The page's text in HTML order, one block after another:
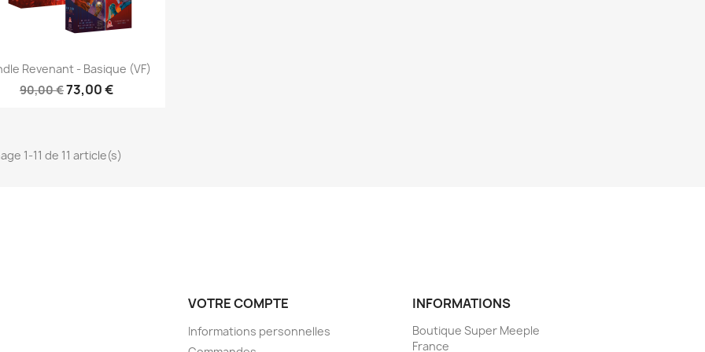
Revenant - Basique (VF)
90,00 €73,00 €
Aperçu rapide
1-11 de 11 article(s)
VOTRE COMPTE
Informations personnelles
INFORMATIONS
Boutique Super Meeple
France